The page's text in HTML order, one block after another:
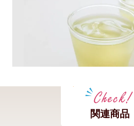
関連商品